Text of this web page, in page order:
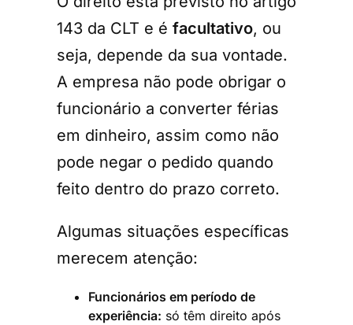
143 da CLT e é facultativo, ou
seja, depende da sua vontade.
A empresa não pode obrigar o
funcionário a converter férias
em dinheiro, assim como não
pode negar o pedido quando
feito dentro do prazo correto.
Algumas situações específicas
merecem atenção:
Funcionários em período de
experiência: só têm direito após